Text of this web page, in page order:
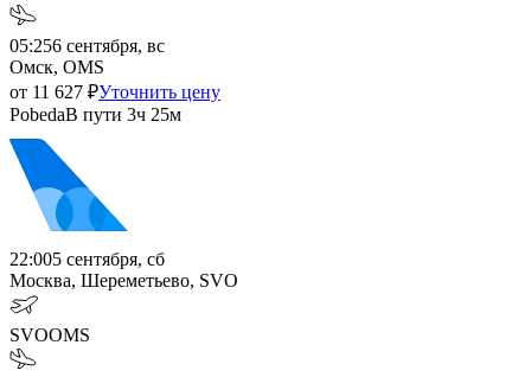
05:256 сентября, вс
Омск, OMS
от 11 627 ₽Уточнить цену
PobedaВ пути 3ч 25м
22:005 сентября, сб
Москва, Шереметьево, SVO
SVOOMS